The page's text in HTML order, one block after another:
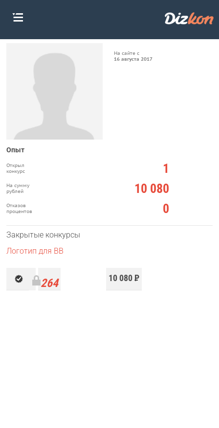
На сайте с
16 августа 2017
Опыт
Открыл 1
конкурс
На сумму 10 080
рублей
Отказов 0
процентов
Закрытые конкурсы
10 080Р
Логотип для BB
264